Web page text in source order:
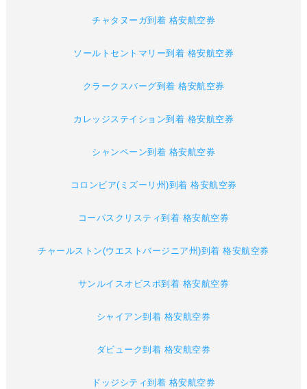
チャタヌーガ到着 格安航空券
ソールトセントマリー到着 格安航空券
クラークスバーグ到着 格安航空券
カレッジステイション到着 格安航空券
シャンペーン到着 格安航空券
コロンビア(ミズーリ州)到着 格安航空券
コーパスクリスティ到着 格安航空券
チャールストン(ウエストバージニア州)到着 格安航空券
サンルイスオビスポ到着 格安航空券
シャイアン到着 格安航空券
ダビューク到着 格安航空券
ドッジシティ到着 格安航空券